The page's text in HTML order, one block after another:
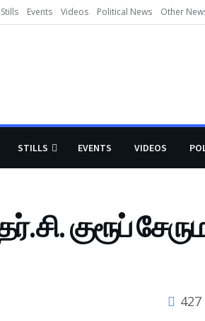
Stills Events Videos Political News Other
STILLS EVENTS VIDEOS
குரூப்
427